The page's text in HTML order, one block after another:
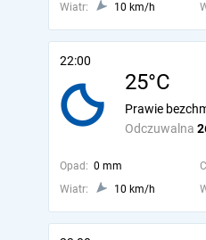
Wiatr:
10 km/h
22:00
25°C
Odczuwalna
Prawie
Opad: 0 mm
Wiatr:
10 km/h